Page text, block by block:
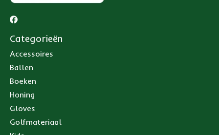
Categorieën
Accessoires
Ballen
Boeken
Honing
Gloves
Golfmateriaal